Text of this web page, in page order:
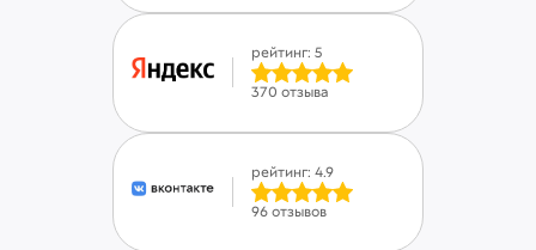
рейтинг: 5
370 отзыва
рейтинг: 4.9
96 отзывов